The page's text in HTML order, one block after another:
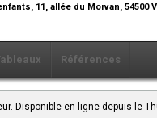
11, allée du Morvan, 54500
Références
Disponible en ligne depuis le